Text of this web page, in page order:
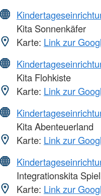
Kita Sonnenkäfer
Karte: Link zur
Kita Flohkiste
Karte: Link zur
Kita Abenteuerland
Karte: Link zur
Integrationskita
Karte: Link zur